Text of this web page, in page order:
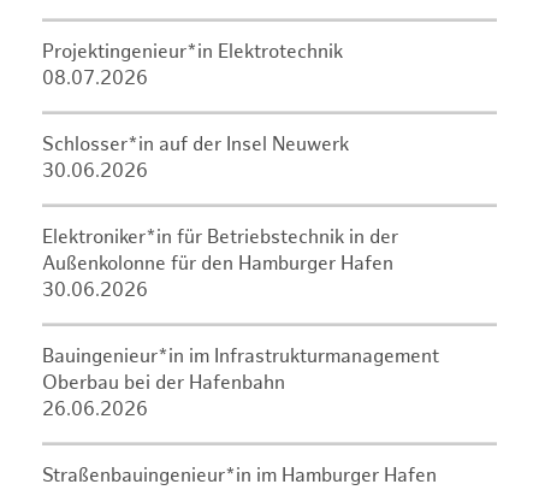
Projektingenieur*in Elektrotechnik
08.07.2026
Schlosser*in auf der Insel Neuwerk
30.06.2026
Elektroniker*in für Betriebstechnik in der
Außenkolonne für den Hamburger Hafen
30.06.2026
Bauingenieur*in im Infrastrukturmanagement
Oberbau bei der Hafenbahn
26.06.2026
Straßenbauingenieur*in im Hamburger Hafen